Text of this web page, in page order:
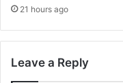
21 hours ago
Leave a Reply